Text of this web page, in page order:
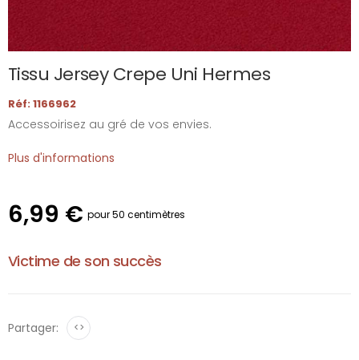
Tissu Jersey Crepe Uni Hermes
Réf: 1166962
Accessoirisez au gré de vos envies.
Plus d'informations
6,99 € pour 50 centimètres
Victime de son succès
Partager: <>